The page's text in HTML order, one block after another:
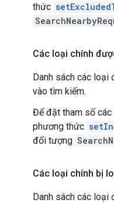
thức
Các loại chính
Danh sách các loại
vào tìm kiếm.
Để đặt tham số
phương thức
đối tượng
Các loại chính bị
Danh sách các loại